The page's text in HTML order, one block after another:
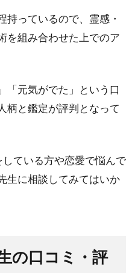
持っているので、霊感・
を組み合わせた上でのア
「元気がでた」という口
柄と鑑定が評判となって
ている方や恋愛で悩んで
生に相談してみてはいか
の口コミ・評